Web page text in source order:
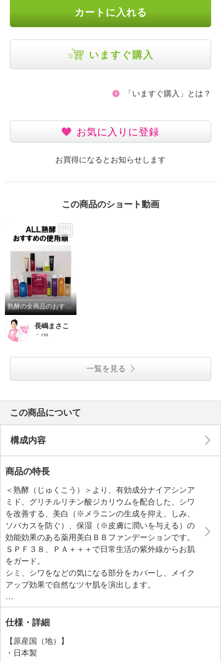
カートに入れる
いますぐ購入
「いますぐ購入」とは？
お気に入りに登録
お買得になるとお知らせします
この商品のショート動画
熟酵の全商品のおすすめの手順を紹介しております❗️
長嶋まさこ
－ cm
一覧を見る
この商品について
構成内容
商品の特長
＜熟酵（じゅくこう）＞より、有効成分ナイアシンア
ミド、グリチルリチン酸ジカリウムを配合した、シワ
を改善する、美白（※メラニンの生成を抑え、しみ、
ソバカスを防ぐ）、保湿（※皮膚に潤いを与える）の
効能効果のある薬用美白ＢＢファンデーションです。
ＳＰＦ３８、ＰＡ＋＋＋で日常生活の紫外線からお肌
をガード。
シミ、シワをなどの気になる部分をカバーし、メイク
アップ効果で自然なツヤ肌を演出します。
伸びが良く、カバー力があるのに軽い付け心地。
しっとりした使用感なのに表面はさらっとしていて、
マスクにつきにくい。
仕様・詳細
【原産国（地）】
・日本製